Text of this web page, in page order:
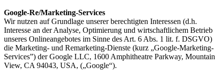
Google-Re/Marketing-Services
Wir nutzen auf Grundlage unserer berechtigten Interessen (d.h.
Interesse an der Analyse, Optimierung und wirtschaftlichem Betrieb
unseres Onlineangebotes im Sinne des Art. 6 Abs. 1 lit. f. DSGVO)
die Marketing- und Remarketing-Dienste (kurz „Google-Marketing-
Services”) der Google LLC, 1600 Amphitheatre Parkway, Mountain
View, CA 94043, USA, („Google“).